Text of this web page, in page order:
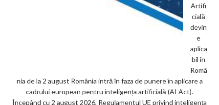
Artifi
cială
devin
e
aplica
bil în
Româ
nia de la 2 august România intră în faza de punere în aplicare a
cadrului european pentru inteligența artificială (AI Act).
Începând cu 2 august 2026, Regulamentul UE privind inteligența